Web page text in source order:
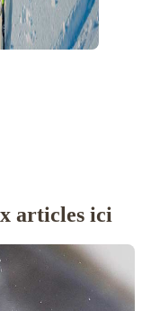
articles ici